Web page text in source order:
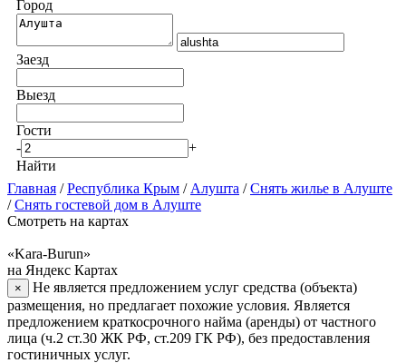
Город
Заезд
Выезд
Гости
-
+
Найти
Главная /Республика Крым / Алушта /Снять жилье в Алуште
/Снять гостевой дом в Алуште
Смотреть на картах
«Kara-Burun»
на Яндекс Картах
×
Не является предложением услуг средства (объекта)
размещения, но предлагает похожие условия. Является
предложением краткосрочного найма (аренды) от частного
лица (ч.2 ст.30 ЖК РФ, ст.209 ГК РФ), без предоставления
гостиничных услуг.